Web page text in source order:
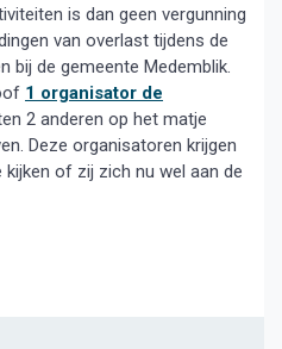
is dan geen vergunning
van overlast tijdens de
bij de gemeente Medemblik.
1 organisator de
2 anderen op het matje
Deze organisatoren krijgen
of zij zich nu wel aan de